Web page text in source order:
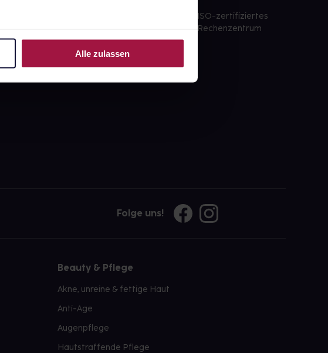
Alle zulassen
Große Auswahl an Apotheken
ISO-zertifiziertes
Rechenzentrum
Folge uns!
Beauty & Pflege
Akne, unreine & fettige Haut
Anti-Age
Augenpflege
Hautstraffende Pflege